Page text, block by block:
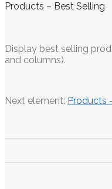
Products – Best Selling
Display best selling
and columns).
Next element: Products